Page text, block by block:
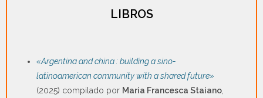
LIBROS
«Argentina and china : building a sino-
latinoamerican community with a shared future»
(2025) compilado por Maria Francesca Staiano,